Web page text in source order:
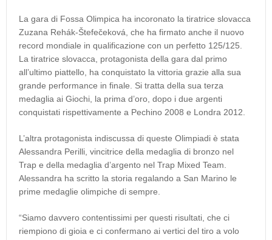
La gara di Fossa Olimpica ha incoronato la tiratrice slovacca
Zuzana Rehák-Štefečeková, che ha firmato anche il nuovo
record mondiale in qualificazione con un perfetto 125/125.
La tiratrice slovacca, protagonista della gara dal primo
all’ultimo piattello, ha conquistato la vittoria grazie alla sua
grande performance in finale. Si tratta della sua terza
medaglia ai Giochi, la prima d’oro, dopo i due argenti
conquistati rispettivamente a Pechino 2008 e Londra 2012.
L’altra protagonista indiscussa di queste Olimpiadi è stata
Alessandra Perilli, vincitrice della medaglia di bronzo nel
Trap e della medaglia d’argento nel Trap Mixed Team.
Alessandra ha scritto la storia regalando a San Marino le
prime medaglie olimpiche di sempre.
“Siamo davvero contentissimi per questi risultati, che ci
riempiono di gioia e ci confermano ai vertici del tiro a volo